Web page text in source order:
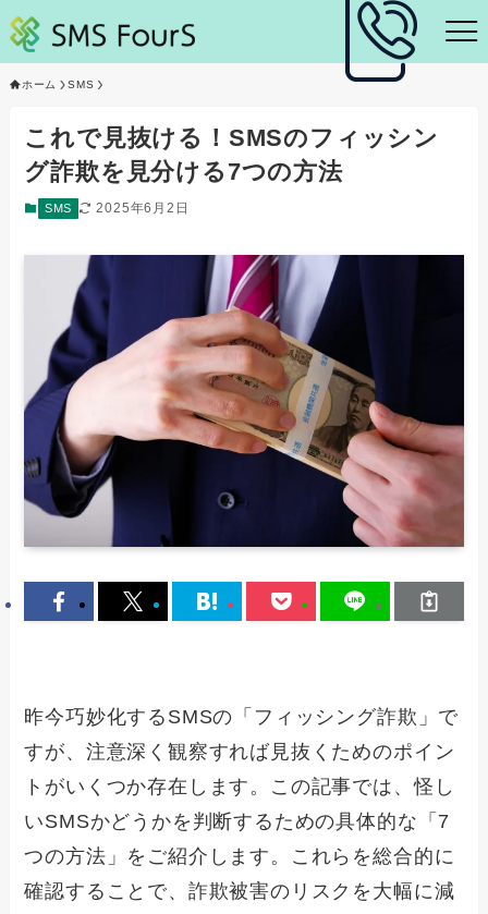
ホーム SMS
これで見抜ける！SMSのフィッシン
グ詐欺を見分ける7つの方法
SMS 2025年6月2日
昨今巧妙化するSMSの「フィッシング詐欺」で
すが、注意深く観察すれば見抜くためのポイン
トがいくつか存在します。この記事では、怪し
いSMSかどうかを判断するための具体的な「7
つの方法」をご紹介します。これらを総合的に
確認することで、詐欺被害のリスクを大幅に減